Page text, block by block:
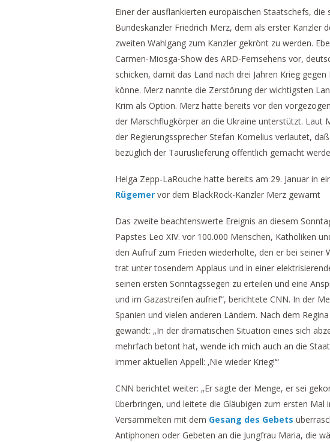
Einer der ausflankierten europäischen Staatschefs,
Bundeskanzler Friedrich Merz, dem als erster Kanzler
zweiten Wahlgang zum Kanzler gekrönt zu werden.
Carmen-Miosga-Show des ARD-Fernsehens vor,
schicken, damit das Land nach drei Jahren Krieg
könne. Merz nannte die Zerstörung der wichtigsten
Krim als Option. Merz hatte bereits vor den
der Marschflugkörper an die Ukraine unterstützt. Laut
der Regierungssprecher Stefan Kornelius verlautet,
bezüglich der Tauruslieferung öffentlich gemacht
Helga Zepp-LaRouche hatte bereits am 29. Januar in
Rügemer vor dem BlackRock-Kanzler Merz gewarnt
Das zweite beachtenswerte Ereignis an diesem
Papstes Leo XIV. vor 100.000 Menschen, Katholiken
den Aufruf zum Frieden wiederholte, den er bei seiner
trat unter tosendem Applaus und in einer
seinen ersten Sonntagssegen zu erteilen und eine
und im Gazastreifen aufrief“, berichtete CNN. In der
Spanien und vielen anderen Ländern. Nach dem
gewandt: „In der dramatischen Situation eines sich
mehrfach betont hat, wende ich mich auch an die
immer aktuellen Appell: ‚Nie wieder Krieg!‘“
CNN berichtet weiter: „Er sagte der Menge, er sei
überbringen, und leitete die Gläubigen zum ersten Mal
Versammelten mit dem Gesang des Gebets
Antiphonen oder Gebeten an die Jungfrau Maria, die